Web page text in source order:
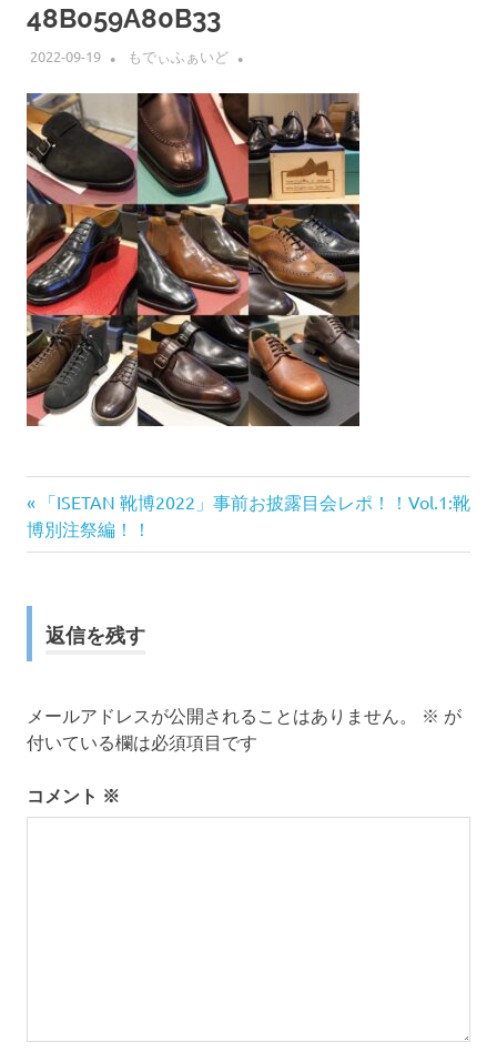
48B059A80B33
2022-09-19 もでぃふぁいど
投
稿
ナ
ビ
ー
シ
前
の
記
「ISETAN 靴博2022」事前お披露目会レポ！！Vol.1:靴
博別注祭編！！
返信を残す
メールアドレスが公開されることはありません。 ※ が
付いている欄は必須項目です
コメント ※